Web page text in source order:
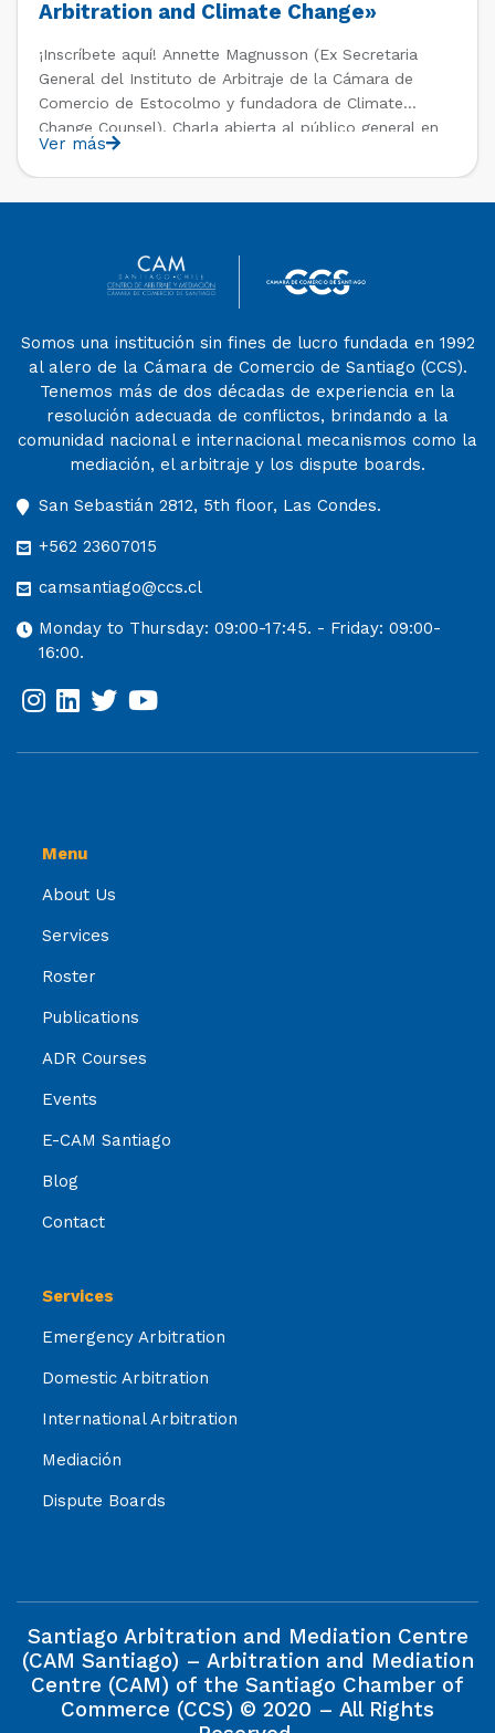
Arbitration and Climate Change»
¡Inscríbete aquí! Annette Magnusson (Ex Secretaria
General del Instituto de Arbitraje de la Cámara de
Comercio de Estocolmo y fundadora de Climate
Change Counsel). Charla abierta al público general en
el marco del IV Diploma de Postítulo en Arbitraje
Nacional y Comercial Internacional, organizado por el
Departamento de Derecho Internacional […]
Ver más
Somos una institución sin fines de lucro fundada en 1992
al alero de la Cámara de Comercio de Santiago (CCS).
Tenemos más de dos décadas de experiencia en la
resolución adecuada de conflictos, brindando a la
comunidad nacional e internacional mecanismos como la
mediación, el arbitraje y los dispute boards.
San Sebastián 2812, 5th floor, Las Condes.
+562 23607015
camsantiago@ccs.cl
Monday to Thursday: 09:00-17:45. - Friday: 09:00-
16:00.
Menu
About Us
Services
Roster
Publications
ADR Courses
Events
E-CAM Santiago
Blog
Contact
Services
Emergency Arbitration
Domestic Arbitration
International Arbitration
Mediación
Dispute Boards
Santiago Arbitration and Mediation Centre
(CAM Santiago) – Arbitration and Mediation
Centre (CAM) of the Santiago Chamber of
Commerce (CCS) © 2020 – All Rights